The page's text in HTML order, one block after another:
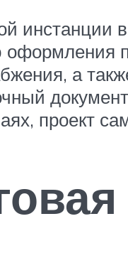
инстанции
а
проект